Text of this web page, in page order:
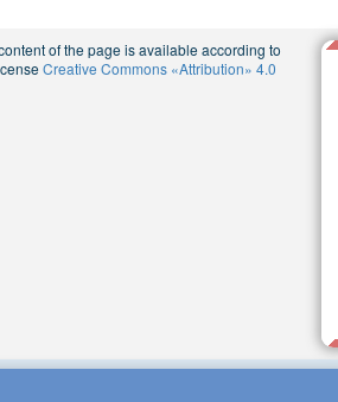
of the page is available according to
Creative Commons «Attribution» 4.0